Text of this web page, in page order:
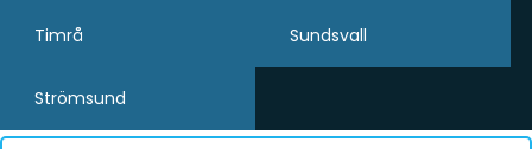
Timrå Sundsvall
Strömsund